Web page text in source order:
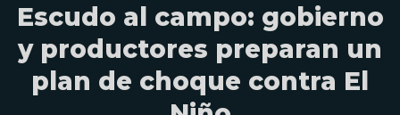
Escudo al campo: gobierno
y productores preparan un
plan de choque contra El